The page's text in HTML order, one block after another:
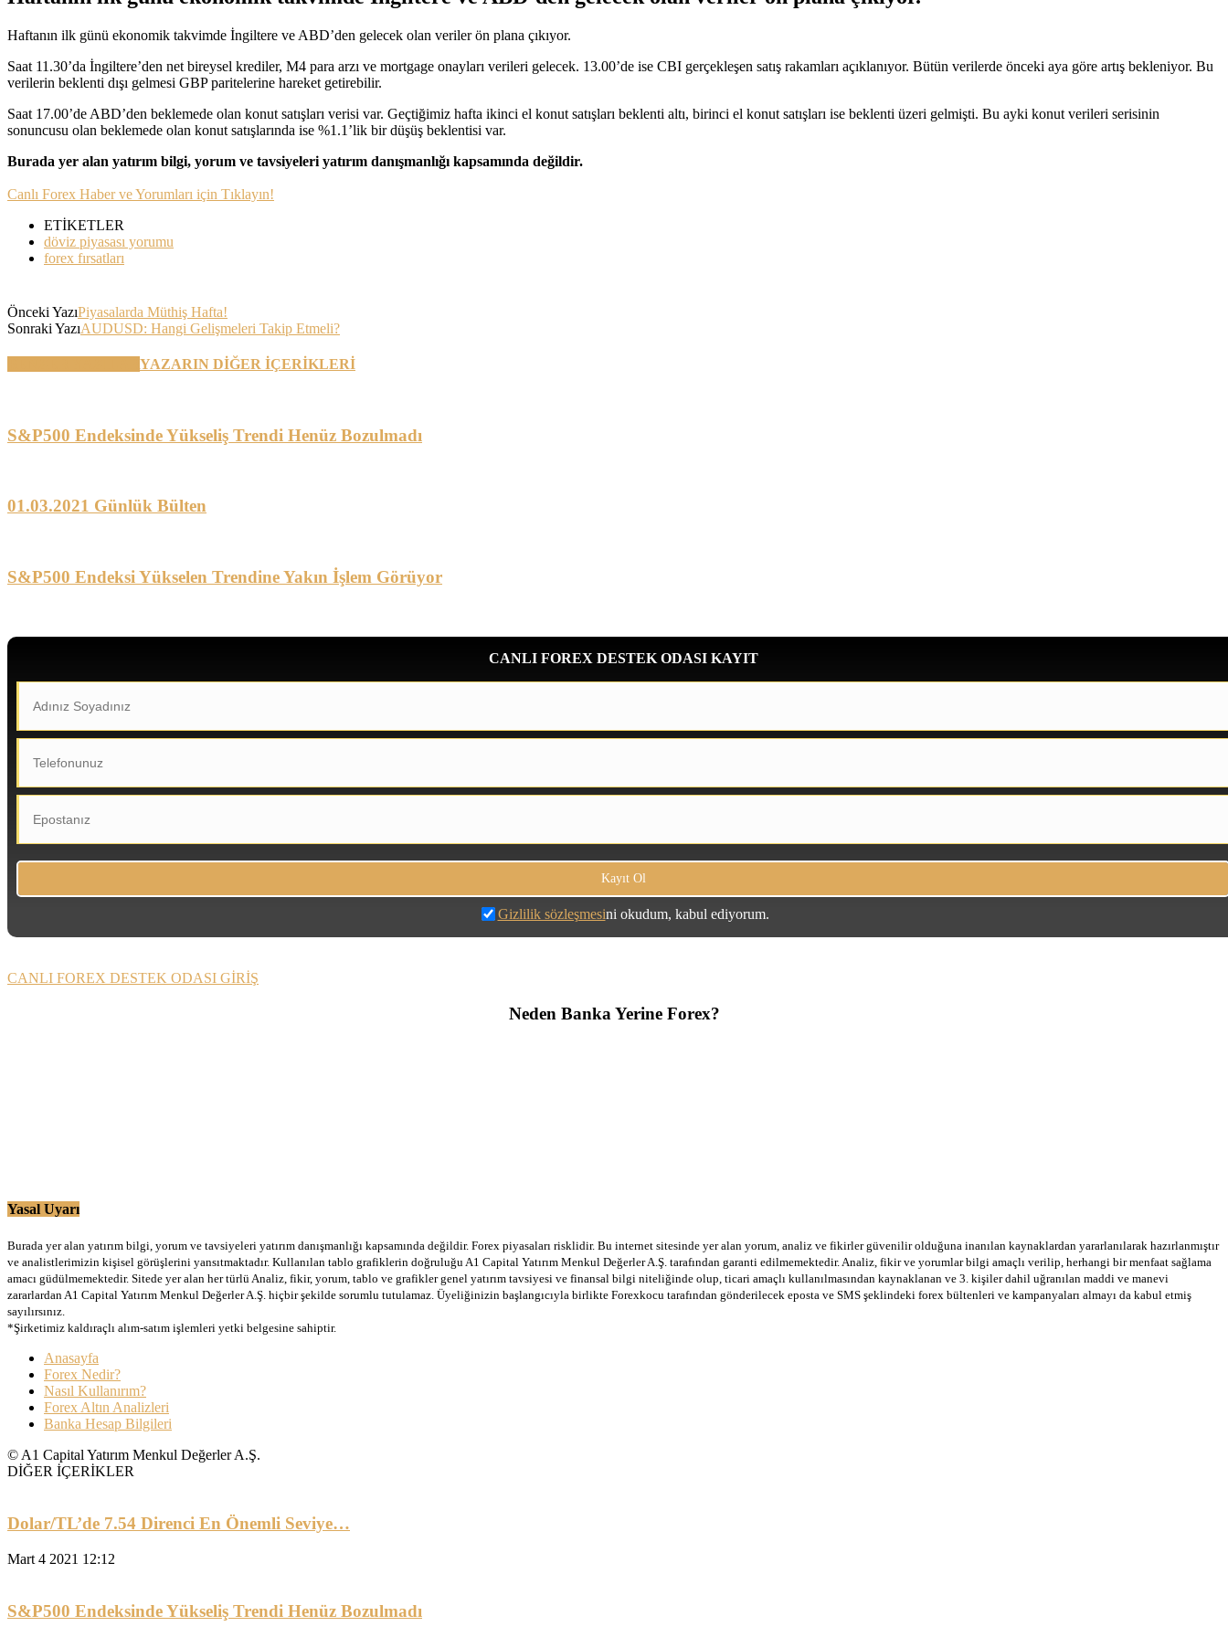
Haftanın ilk günü ekonomik takvimde İngiltere ve ABD’den gelecek olan veriler ön plana çıkıyor.
Saat 11.30’da İngiltere’den net bireysel krediler, M4 para arzı ve mortgage onayları verileri gelecek. 13.00’de ise CBI gerçekleşen satış rakamları açıklanıyor. Bütün verilerde önceki aya göre artış bekleniyor. Bu
verilerin beklenti dışı gelmesi GBP paritelerine hareket getirebilir.
Saat 17.00’de ABD’den beklemede olan konut satışları verisi var. Geçtiğimiz hafta ikinci el konut satışları beklenti altı, birinci el konut satışları ise beklenti üzeri gelmişti. Bu ayki konut verileri serisinin
sonuncusu olan beklemede olan konut satışlarında ise %1.1’lik bir düşüş beklentisi var.
Burada yer alan yatırım bilgi, yorum ve tavsiyeleri yatırım danışmanlığı kapsamında değildir.
Canlı Forex Haber ve Yorumları için Tıklayın!
ETİKETLER
döviz piyasası yorumu
forex fırsatları
Önceki YazıPiyasalarda Müthiş Hafta!
Sonraki YazıAUDUSD: Hangi Gelişmeleri Takip Etmeli?
YAZARIN DİĞER İÇERİKLERİ
S&P500 Endeksinde Yükseliş Trendi Henüz Bozulmadı
01.03.2021 Günlük Bülten
S&P500 Endeksi Yükselen Trendine Yakın İşlem Görüyor
CANLI FOREX DESTEK ODASI KAYIT
Gizlilik sözleşmesini okudum, kabul ediyorum.
CANLI FOREX DESTEK ODASI GİRİŞ
Neden Banka Yerine Forex?
Yasal Uyarı
Burada yer alan yatırım bilgi, yorum ve tavsiyeleri yatırım danışmanlığı kapsamında değildir. Forex piyasaları risklidir. Bu internet sitesinde yer alan yorum, analiz ve fikirler güvenilir olduğuna inanılan kaynaklardan yararlanılarak hazırlanmıştır
ve analistlerimizin kişisel görüşlerini yansıtmaktadır. Kullanılan tablo grafiklerin doğruluğu A1 Capital Yatırım Menkul Değerler A.Ş. tarafından garanti edilmemektedir. Analiz, fikir ve yorumlar bilgi amaçlı verilip, herhangi bir menfaat sağlama
amacı güdülmemektedir. Sitede yer alan her türlü Analiz, fikir, yorum, tablo ve grafikler genel yatırım tavsiyesi ve finansal bilgi niteliğinde olup, ticari amaçlı kullanılmasından kaynaklanan ve 3. kişiler dahil uğranılan maddi ve manevi
zararlardan A1 Capital Yatırım Menkul Değerler A.Ş. hiçbir şekilde sorumlu tutulamaz. Üyeliğinizin başlangıcıyla birlikte Forexkocu tarafından gönderilecek eposta ve SMS şeklindeki forex bültenleri ve kampanyaları almayı da kabul etmiş
sayılırsınız.
*Şirketimiz kaldıraçlı alım-satım işlemleri yetki belgesine sahiptir.
Anasayfa
Forex Nedir?
Nasıl Kullanırım?
Forex Altın Analizleri
Banka Hesap Bilgileri
© A1 Capital Yatırım Menkul Değerler A.Ş.
DİĞER İÇERİKLER
Dolar/TL’de 7.54 Direnci En Önemli Seviye…
Mart 4 2021 12:12
S&P500 Endeksinde Yükseliş Trendi Henüz Bozulmadı